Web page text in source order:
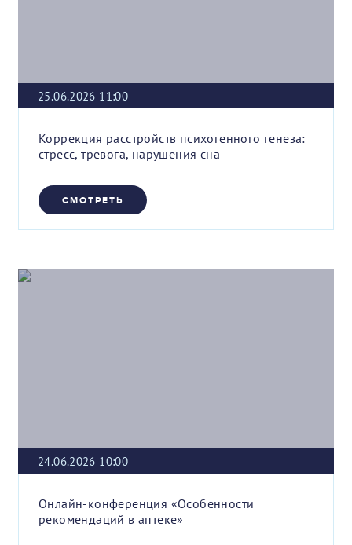
25.06.2026 11:00
Коррекция расстройств психогенного генеза:
стресс, тревога, нарушения сна
СМОТРЕТЬ
24.06.2026 10:00
Онлайн-конференция «Особенности
рекомендаций в аптеке»